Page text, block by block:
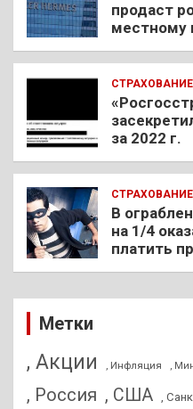
продаст
местному
СТРАХОВАНИЕ
за 2022 г.
СТРАХОВАНИЕ
В
на 1/4
платить
Метки
, Акции , Инфляция ,
, Россия , США ,